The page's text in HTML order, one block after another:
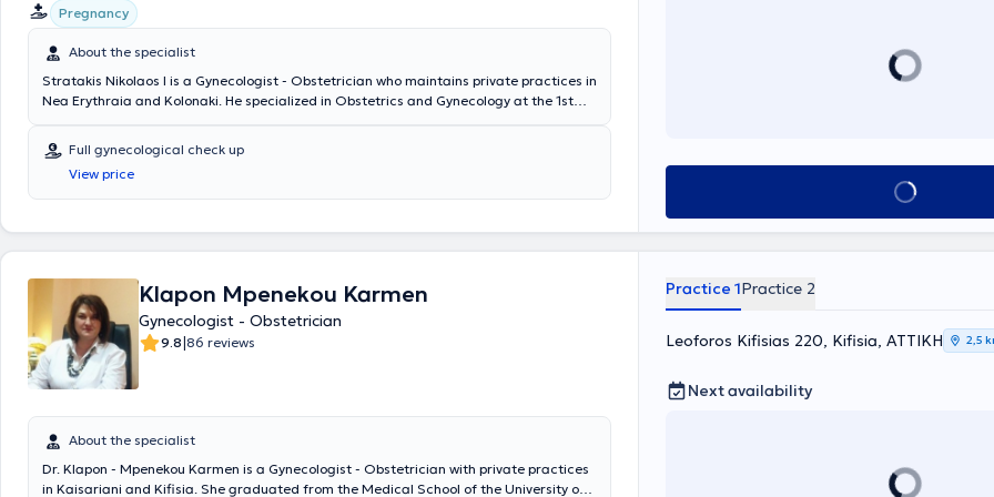
Pregnancy
About the specialist
Stratakis Nikolaos I is a Gynecologist - Obstetrician who maintains private practices in
Nea Erythraia and Kolonaki. He specialized in Obstetrics and Gynecology at the 1st
"Alexandra" and has extensive experience in gynecological surgery and laparoscopic
surgery. He collaborates with Iaso Hospital and also manages pediatric cases. Both of
his medical offices are accessible to individuals with special needs. In his private
practice, he offers a wide range of services tailored to the needs of each woman.
Full gynecological check up
View price
Book appointment
Klapon Mpenekou Karmen
Gynecologist - Obstetrician
9.8|86 reviews
About the specialist
Dr. Klapon - Mpenekou Karmen is a Gynecologist - Obstetrician with private practices
in Kaisariani and Kifisia. She graduated from the Medical School of the University of
Practice 1Practice 2
Leoforos Kifisias 220, Kifisia, ΑΤΤΙΚΗ 2,5
Next availability